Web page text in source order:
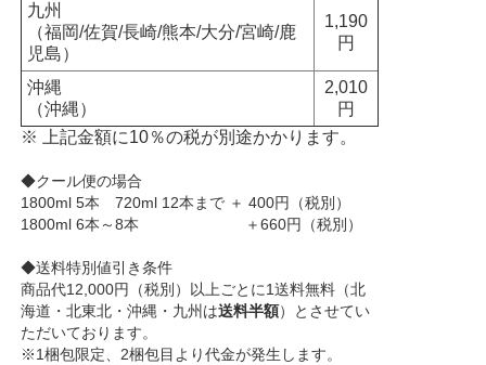
九州
（福岡/佐賀/長崎/熊本/大分/宮崎/鹿
児島）
1,190
円
沖縄
（沖縄）
2,010
円
※ 上記金額に10％の税が別途かかります。
◆クール便の場合
1800ml 5本 720ml 12本まで ＋ 400円（税別）
1800ml 6本～8本 ＋660円（税別）
◆送料特別値引き条件
商品代12,000円（税別）以上ごとに1送料無料（北
海道・北東北・沖縄・九州は送料半額）とさせてい
ただいております。
※1梱包限定、2梱包目より代金が発生します。